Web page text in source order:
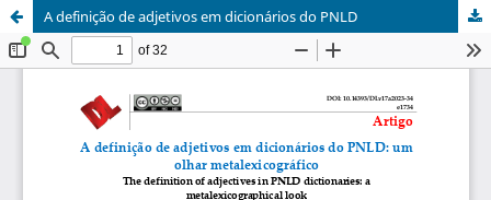
A definição de adjetivos em dicionários do PNLD